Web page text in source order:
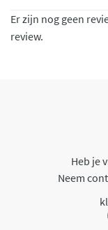
Er zijn nog geen
review.
Heb je
Neem